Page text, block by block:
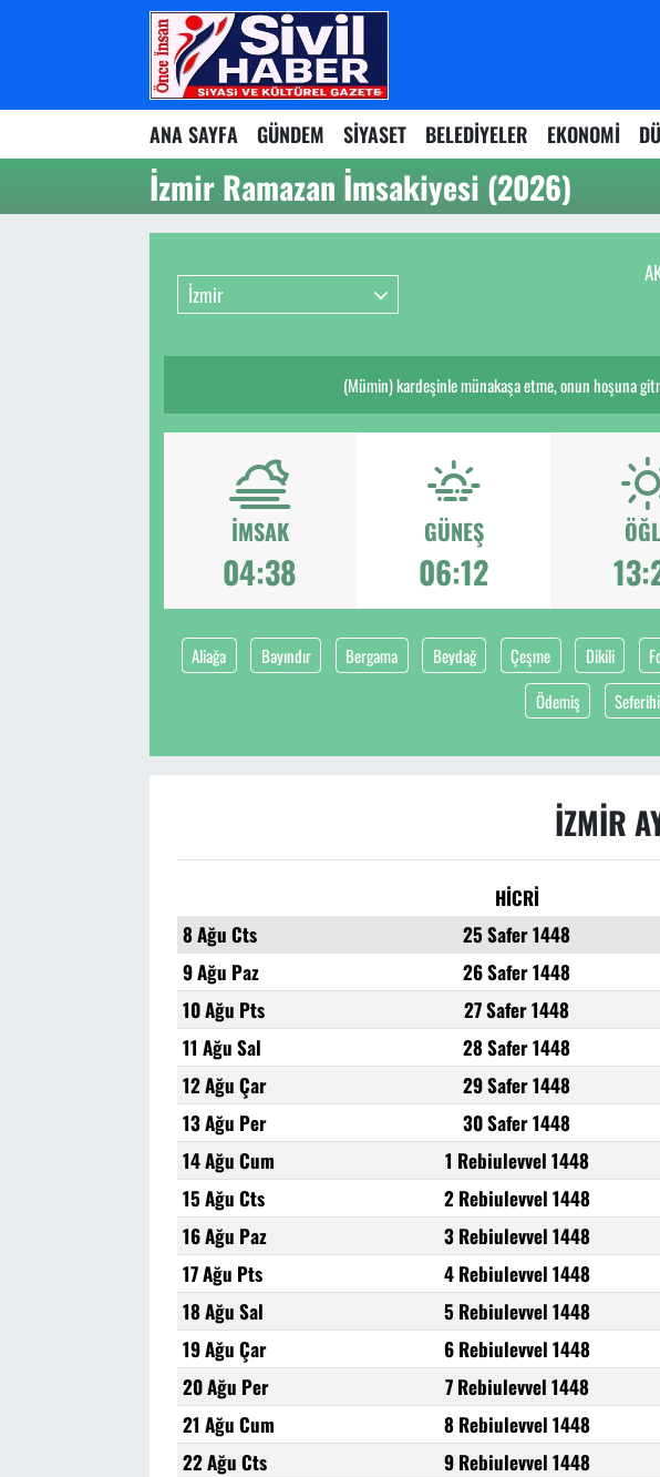
ANA SAYFA GÜNDEM SİYASET BELEDİYELER EKONOMİ
İzmir Ramazan İmsakiyesi (2026)
İzmir
(Mümin) kardeşinle münakaşa etme, onun hoşuna
İMSAK
04:38
GÜNEŞ
06:12
Aliağa Bayındır Bergama Beydağ Çeşme Dikili
Ödemiş
İZMIR
HİCRİ
8 Ağu Cts
25 Safer 1448
9 Ağu Paz
26 Safer 1448
10 Ağu Pts
27 Safer 1448
11 Ağu Sal
28 Safer 1448
12 Ağu Çar
29 Safer 1448
13 Ağu Per
30 Safer 1448
14 Ağu Cum
1 Rebiulevvel 1448
15 Ağu Cts
2 Rebiulevvel 1448
16 Ağu Paz
3 Rebiulevvel 1448
17 Ağu Pts
4 Rebiulevvel 1448
18 Ağu Sal
5 Rebiulevvel 1448
19 Ağu Çar
6 Rebiulevvel 1448
20 Ağu Per
7 Rebiulevvel 1448
21 Ağu Cum
8 Rebiulevvel 1448
22 Ağu Cts
9 Rebiulevvel 1448
Nöbetçi Eczaneler
Hava Durumu
Namaz Vakitleri
Süper Lig Puan Durumu ve Fikstür
Son Dakika Haberleri